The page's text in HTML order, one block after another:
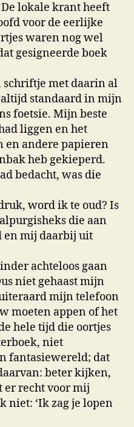
lokale krant heeft
voor de eerlijke
waren nog wel
gesigneerde boek
schriftje met daarin al
standaard in mijn
foetsie. Mijn beste
liggen en het
en andere papieren
heb gekieperd.
bedacht, was die
word ik te oud? Is
die aan
en mij daarbij uit
achteloos gaan
niet gehaast mijn
mijn telefoon
moeten appen of het
hele tijd die oortjes
niet
fantasiewereld; dat
beter kijken,
recht voor mij
niet: ‘Ik zag je lopen